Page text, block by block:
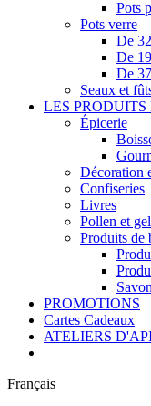
Pots
Pots verre
De
De
De
Seaux et
LES
Épicerie
Décoration
Confiseries
Livres
Pollen et
Produits de
PROMOTIONS
Cartes Cadeaux
ATELIERS
Français